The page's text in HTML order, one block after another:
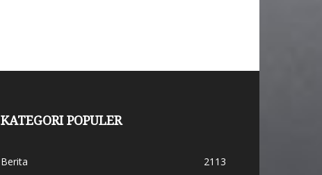
KATEGORI POPULER
Berita
2113